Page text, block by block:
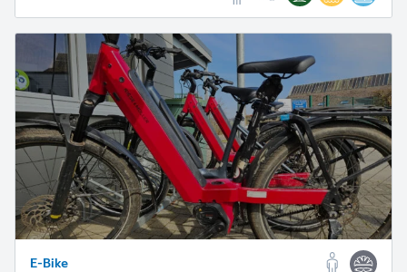
E-Bike